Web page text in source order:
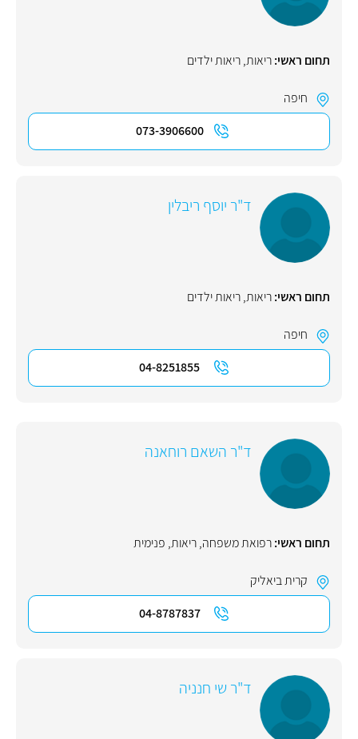
תחום ראשי:ריאות,ריאות ילדים
חיפה
073-3906600
ד"ר יוסף ריבלין
תחום ראשי:ריאות,ריאות ילדים
חיפה
04-8251855
ד"ר השאם רוחאנה
תחום ראשי:רפואת משפחה,ריאות, פנימית
קרית ביאליק
04-8787837
ד"ר שי חנניה